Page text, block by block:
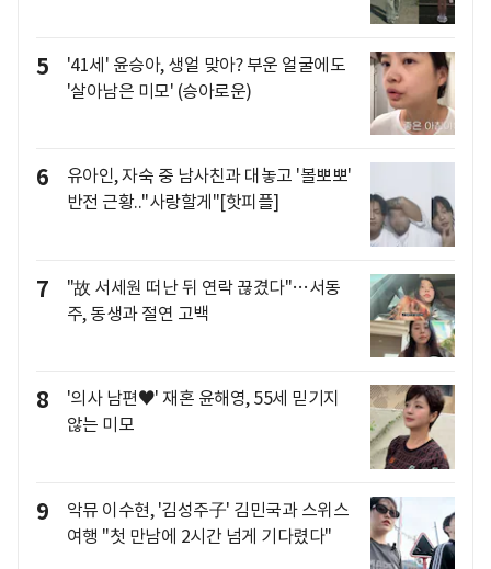
5
'41세' 윤승아, 생얼 맞아? 부운 얼굴에도
'살아남은 미모' (승아로운)
6
유아인, 자숙 중 남사친과 대놓고 '볼뽀뽀'
반전 근황.."사랑할게"[핫피플]
7
"故 서세원 떠난 뒤 연락 끊겼다"…서동
주, 동생과 절연 고백
8
'의사 남편♥' 재혼 윤해영, 55세 믿기지
않는 미모
9
악뮤 이수현, '김성주子' 김민국과 스위스
여행 "첫 만남에 2시간 넘게 기다렸다"